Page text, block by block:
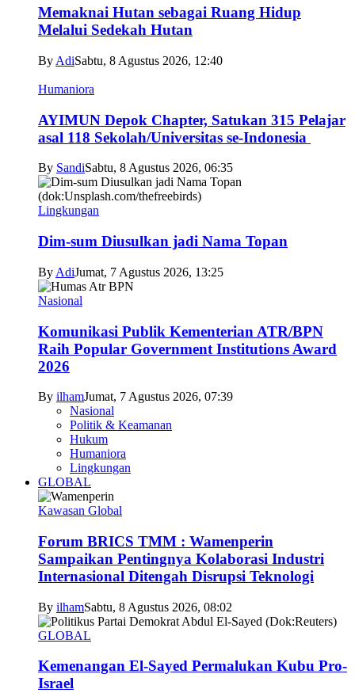
Memaknai Hutan sebagai Ruang Hidup
Melalui Sedekah Hutan
By AdiSabtu, 8 Agustus 2026, 12:40
Humaniora
AYIMUN Depok Chapter, Satukan 315 Pelajar
asal 118 Sekolah/Universitas se-Indonesia
By SandiSabtu, 8 Agustus 2026, 06:35
Lingkungan
Dim-sum Diusulkan jadi Nama Topan
By AdiJumat, 7 Agustus 2026, 13:25
Nasional
Komunikasi Publik Kementerian ATR/BPN
Raih Popular Government Institutions Award
2026
By ilhamJumat, 7 Agustus 2026, 07:39
Nasional
Politik & Keamanan
Hukum
Humaniora
Lingkungan
GLOBAL
Kawasan Global
Forum BRICS TMM : Wamenperin
Sampaikan Pentingnya Kolaborasi Industri
Internasional Ditengah Disrupsi Teknologi
By ilhamSabtu, 8 Agustus 2026, 08:02
GLOBAL
Kemenangan El-Sayed Permalukan Kubu Pro-
Israel